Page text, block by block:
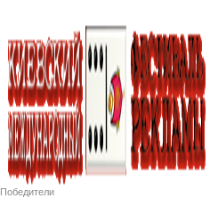
Победители